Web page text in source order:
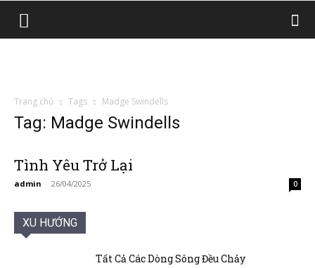
Trang chủ Tags Madge Swindells
Tag: Madge Swindells
Tình Yêu Trở Lại
admin - 26/04/2025 0
XU HƯỚNG
Tất Cả Các Dòng Sông Đều Chảy